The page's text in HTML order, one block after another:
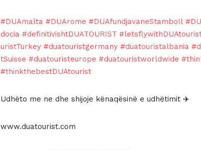
#DUAmalta #DUArome #DUAfundjavaneStamboll
docia #definitivishtDUATOURIST
uristTurkey #duatouristgermany #duatouristalbania
tSuisse #duatouristeurope #duatouristworldwide
#thinkthebestDUAtourist
Udhëto me ne dhe shijoje kënaqësinë e udhëtimit ✈️
www.duatourist.com